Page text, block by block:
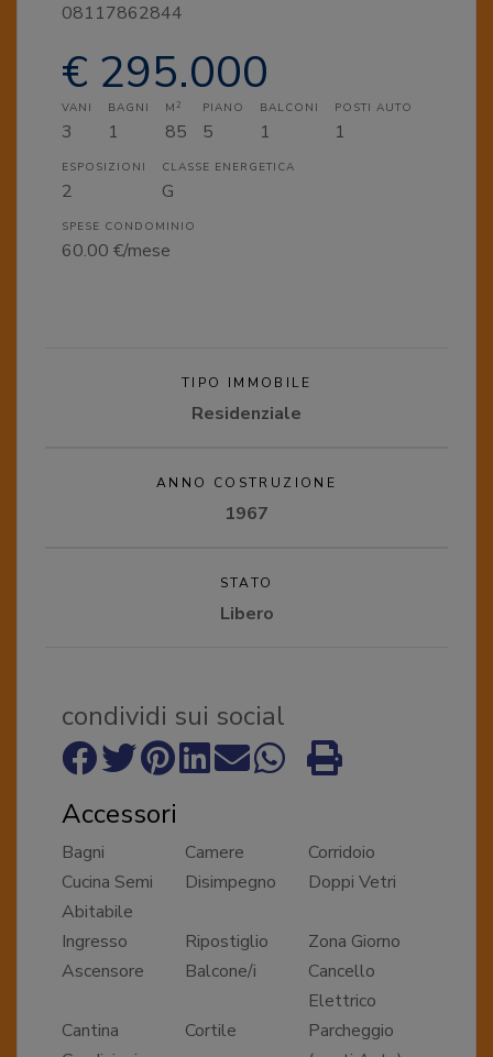
08117862844
€ 295.000
VANI
3
BAGNI
1
M 2
85
PIANO
5
BALCONI
1
POSTI AUTO
1
ESPOSIZIONI
2
CLASSE ENERGETICA
G
SPESE CONDOMINIO
60.00 €/mese
TIPO IMMOBILE
Residenziale
ANNO COSTRUZIONE
1967
STATO
Libero
condividi sui social
Accessori
Bagni Camere
Corridoio
Cucina Semi
Abitabile
Disimpegno Doppi Vetri
Ingresso Ripostiglio
Zona Giorno
Ascensore
Balcone/i
Cancello
Elettrico
Cantina
Cortile
Parcheggio